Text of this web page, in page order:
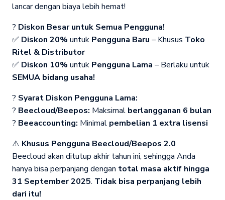
lancar dengan biaya lebih hemat!
? Diskon Besar untuk Semua Pengguna!
✅ Diskon 20% untuk Pengguna Baru – Khusus Toko
Ritel & Distributor
✅ Diskon 10% untuk Pengguna Lama – Berlaku untuk
SEMUA bidang usaha!
? Syarat Diskon Pengguna Lama:
? Beecloud/Beepos: Maksimal berlangganan 6 bulan
? Beeaccounting: Minimal pembelian 1 extra lisensi
⚠️ Khusus Pengguna Beecloud/Beepos 2.0
Beecloud akan ditutup akhir tahun ini, sehingga Anda
hanya bisa perpanjang dengan total masa aktif hingga
31 September 2025. Tidak bisa perpanjang lebih
dari itu!